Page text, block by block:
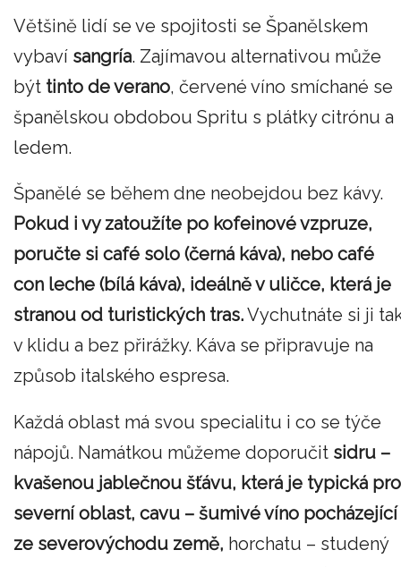
Většině lidí se ve spojitosti se Španělskem
vybaví sangría. Zajímavou alternativou může
být tinto de verano, červené víno smíchané se
španělskou obdobou Spritu s plátky citrónu a
ledem.
Španělé se během dne neobejdou bez kávy.
Pokud i vy zatoužíte po kofeinové vzpruze,
poručte si café solo (černá káva), nebo café
con leche (bílá káva), ideálně v uličce, která je
stranou od turistických tras.Vychutnáte si ji
v klidu a bez přirážky. Káva se připravuje na
způsob italského espresa.
Každá oblast má svou specialitu i co se týče
nápojů. Namátkou můžeme doporučit sidru –
kvašenou jablečnou šťávu, která je typická pro
severní oblast, cavu – šumivé víno pocházející
ze severovýchodu země, horchatu – studený